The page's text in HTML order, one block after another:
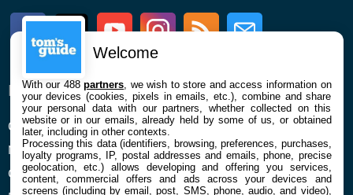
FacebookTwitter Youtube InstagramRSS Newsletter
ENTREPRISE
Qui sommes nous
Mentions légales et CGU
Confidentialité et Cookies
À PROPOS
La rédaction
Contact
Welcome
With our 488partners , we wish to store and access information on
your devices (cookies, pixels in emails, etc.), combine and share
your personal data with our partners, whether collected on this
website or in our emails, already held by some of us, or obtained
later, including in other contexts.
Processing this data (identifiers, browsing, preferences, purchases,
loyalty programs, IP, postal addresses and emails, phone, precise
geolocation, etc.) allows developing and offering you services,
content, commercial offers and ads across your devices and
screens (including by email, post, SMS, phone, audio, and video),